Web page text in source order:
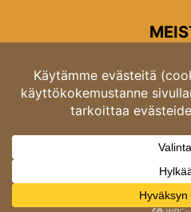
Rondon
Opastinsilta 6A
Asiakaspalvelu:
Ota meihin yhteyttä:
© Classicus Oy